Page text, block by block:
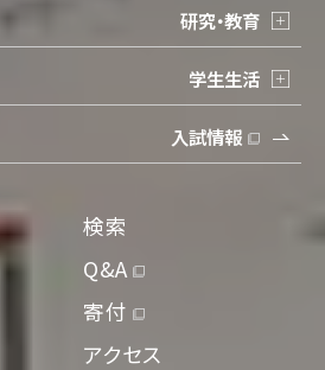
研究・教育
学生生活
入試情報
検索
Q&A
寄付
アクセス